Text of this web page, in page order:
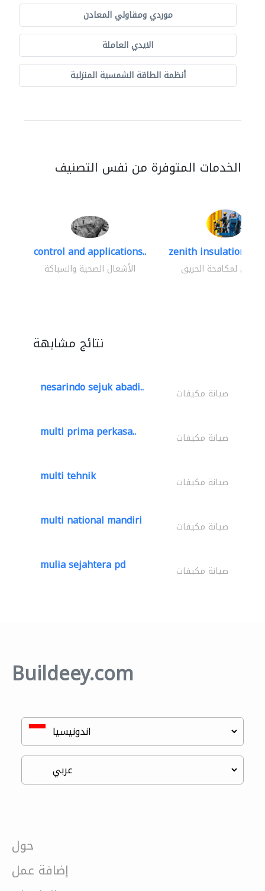
موردي ومقاولي المعادن
الايدي العاملة
أنظمة الطاقة الشمسية المنزلية
الخدمات المتوفرة من نفس التصنيف
control and applications..
الأشغال الصحية والسباكة
zenith insulation
لمكافحة الحريق
نتائج مشابهة
nesarindo sejuk abadi.. صيانة مكيفات
multi prima perkasa.. صيانة مكيفات
multi tehnik صيانة مكيفات
multi national mandiri صيانة مكيفات
mulia sejahtera pd صيانة مكيفات
Buildeey.com
حول
إضافة عمل